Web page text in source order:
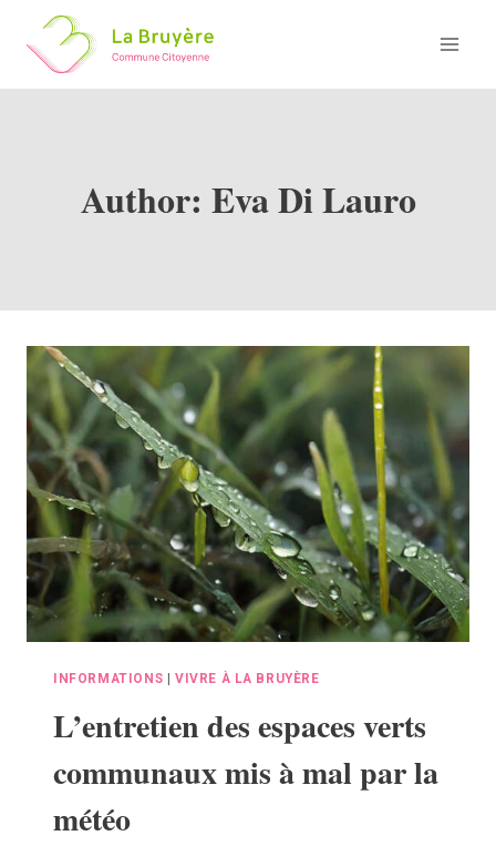
content
Author: Eva Di Lauro
INFORMATIONS | VIVRE À LA BRUYÈRE
L’entretien des espaces verts
communaux mis à mal par la
météo